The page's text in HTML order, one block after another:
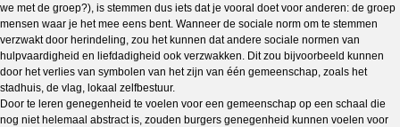
we met de groep?), is stemmen dus iets dat je vooral doet voor anderen: de groep
mensen waar je het mee eens bent. Wanneer de sociale norm om te stemmen
verzwakt door herindeling, zou het kunnen dat andere sociale normen van
hulpvaardigheid en liefdadigheid ook verzwakken. Dit zou bijvoorbeeld kunnen
door het verlies van symbolen van het zijn van één gemeenschap, zoals het
stadhuis, de vlag, lokaal zelfbestuur.
Door te leren genegenheid te voelen voor een gemeenschap op een schaal die
nog niet helemaal abstract is, zouden burgers genegenheid kunnen voelen voor